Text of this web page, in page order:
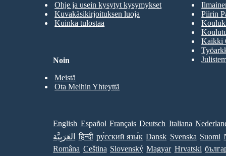
Ohje ja usein kysytyt kysymykset
Kuvakäsikirjoituksen luoja
Kuinka tulostaa
Piirin
Kaikki
Noin
Meistä
Ota Meihin Yhteyttä
English Español Français Deutsch Italiana
العَرَبِيَّة
हिन्दी ру́сский язы́к Dansk Svenska Suomi
Româna Ceština Slovenský Magyar Hrvatski